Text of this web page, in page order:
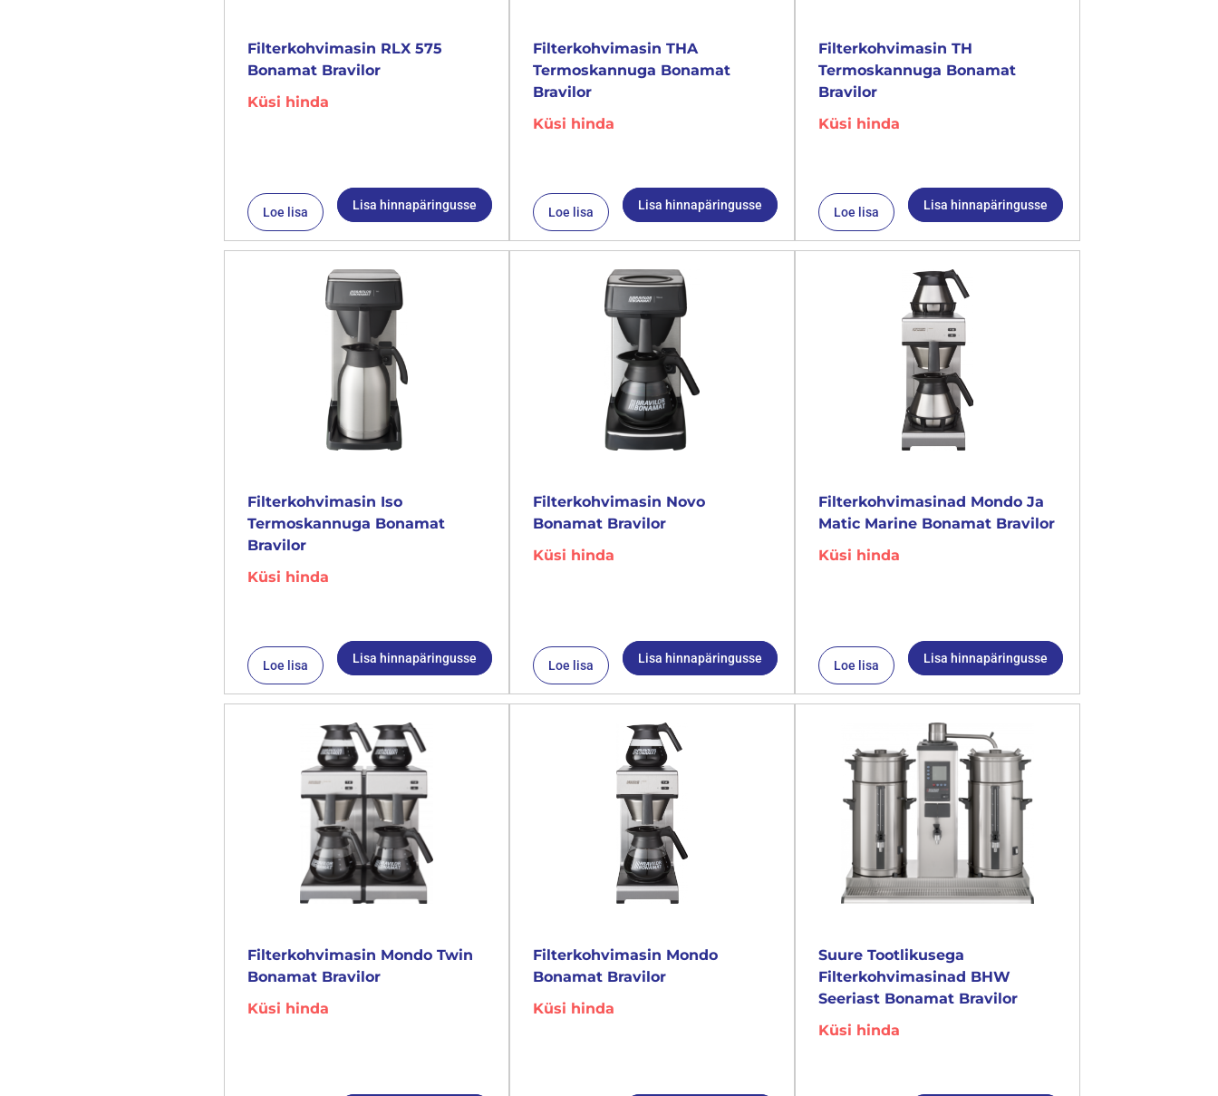
Filterkohvimasin RLX 575
Bonamat Bravilor
Küsi hinda
Loe lisa Lisa hinnapäringusse
Filterkohvimasin THA
Termoskannuga Bonamat
Bravilor
Küsi hinda
Loe lisa Lisa hinnapäringusse
Filterkohvimasin TH
Termoskannuga Bonamat
Bravilor
Küsi hinda
Loe lisa Lisa hinnapäringusse
Filterkohvimasin Iso
Termoskannuga Bonamat
Bravilor
Küsi hinda
Loe lisa Lisa hinnapäringusse
Filterkohvimasin Novo
Bonamat Bravilor
Küsi hinda
Loe lisa Lisa hinnapäringusse
Filterkohvimasinad Mondo Ja
Matic Marine Bonamat Bravilor
Küsi hinda
Loe lisa Lisa hinnapäringusse
Filterkohvimasin Mondo Twin
Bonamat Bravilor
Küsi hinda
Filterkohvimasin Mondo
Bonamat Bravilor
Küsi hinda
Suure Tootlikusega
Filterkohvimasinad BHW
Seeriast Bonamat Bravilor
Küsi hinda